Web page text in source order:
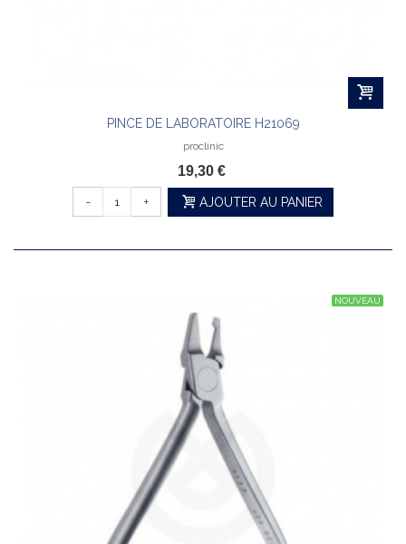
PINCE DE LABORATOIRE H21069
proclinic
19,30 €
- + AJOUTER AU PANIER
NOUVEAU